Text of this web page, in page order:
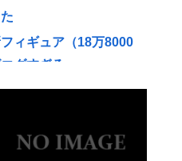
ィギュア（18万8000
グすぎる
セッ◯スワーカー）の数